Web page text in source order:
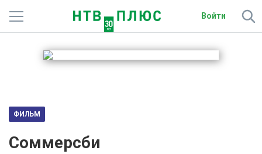
Войти
Телеканалы
ФИЛЬМ
Соммерсби